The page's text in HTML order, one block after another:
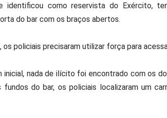
identificou como reservista do Exército,
do bar com os braços abertos.
os policiais precisaram utilizar força para
inicial, nada de ilícito foi encontrado com os
fundos do bar, os policiais localizaram um